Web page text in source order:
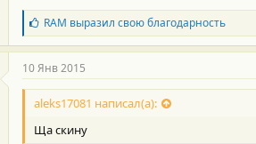
Б
л
а
г
о
д
а
н
RAM выразил свою благодарность
10 Янв 2015
aleks17081 написал(а):
Ща скину